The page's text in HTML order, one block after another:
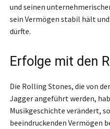
und seinen
sein Vermögen stabil hält
dürfte.
Erfolge mit den
Die Rolling Stones, die von
Jagger angeführt werden,
Musikgeschichte verändert,
beeindruckenden Vermögen